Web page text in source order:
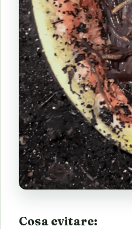
Cosa evitare: